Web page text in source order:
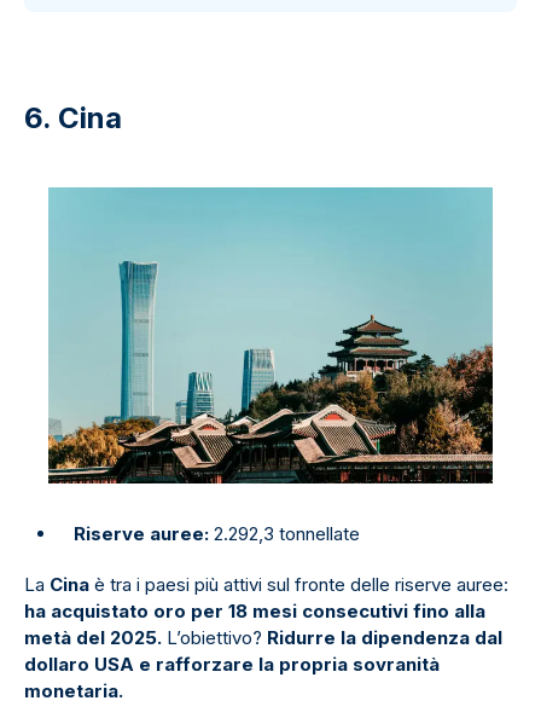
6. Cina
Riserve auree: 2.292,3 tonnellate
La Cina è tra i paesi più attivi sul fronte delle riserve auree:
ha acquistato oro per 18 mesi consecutivi fino alla
metà del 2025. L’obiettivo? Ridurre la dipendenza dal
dollaro USA e rafforzare la propria sovranità
monetaria.